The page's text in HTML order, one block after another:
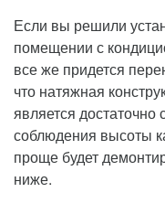
Если вы решили
помещении с
все же придется
что натяжная
является достаточно
соблюдения высоты
проще будет
ниже.